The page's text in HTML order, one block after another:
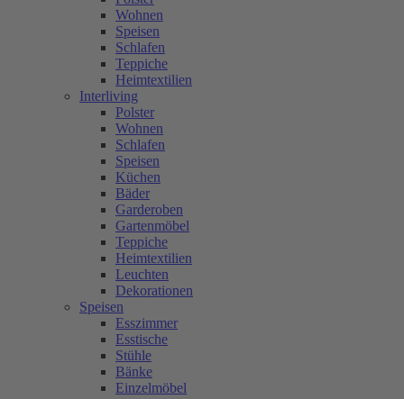
Wohnen
Speisen
Schlafen
Teppiche
Heimtextilien
Interliving
Polster
Wohnen
Schlafen
Speisen
Küchen
Bäder
Garderoben
Gartenmöbel
Teppiche
Heimtextilien
Leuchten
Dekorationen
Speisen
Esszimmer
Esstische
Stühle
Bänke
Einzelmöbel